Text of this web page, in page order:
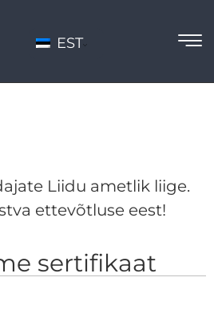
EST
Liidu ametlik liige.
ettevõtluse eest!
sertifikaat